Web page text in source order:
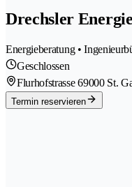
Drechsler
Energieberatung •
Geschlossen
Flurhofstrasse 69000 St.
Termin reservieren